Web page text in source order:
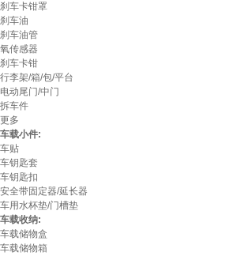
刹车卡钳罩
刹车油
刹车油管
氧传感器
刹车卡钳
行李架/箱/包/平台
电动尾门/中门
拆车件
更多
车载小件:
车贴
车钥匙套
车钥匙扣
安全带固定器/延长器
车用水杯垫/门槽垫
车载收纳:
车载储物盒
车载储物箱